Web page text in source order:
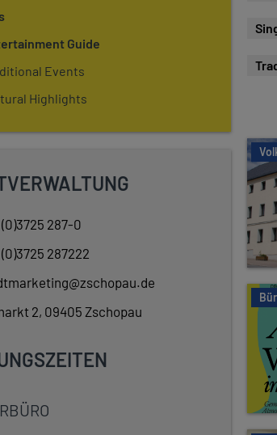
Guide
Events
Highlights
287-0
287222
2, 09405 Zschopau